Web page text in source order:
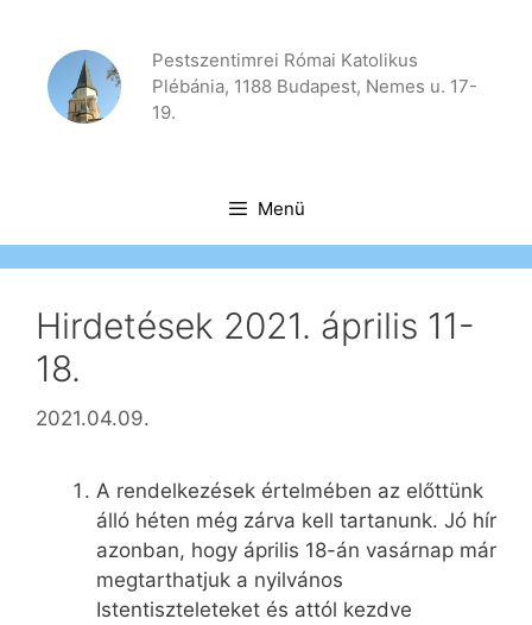
tartalomba
Pestszentimrei Római Katolikus
Plébánia, 1188 Budapest, Nemes u. 17-
19.
Menü
Hirdetések 2021. április 11-
18.
2021.04.09.
A rendelkezések értelmében az előttünk
álló héten még zárva kell tartanunk. Jó hír
azonban, hogy április 18-án vasárnap már
megtarthatjuk a nyilvános
Istentiszteleteket és attól kezdve